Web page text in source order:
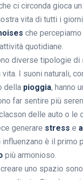
ci circonda gioca
vita di tutti i
che
quotidiane.
diverse tipologie di
I suoni naturali,
della pioggia, hanno
far sentire più
delle auto o le
generare stress e
è il primo
più armonioso.
uno spazio